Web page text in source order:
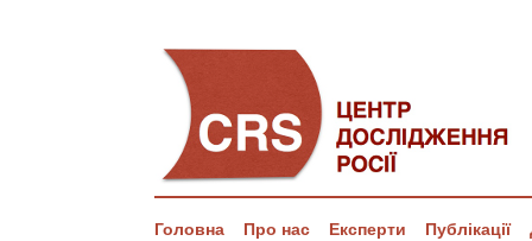
Головна Про нас Експерти Публікації